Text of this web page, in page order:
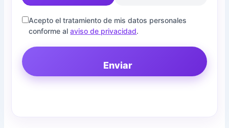
Acepto el tratamiento de mis datos personales
conforme alaviso de privacidad.
Enviar